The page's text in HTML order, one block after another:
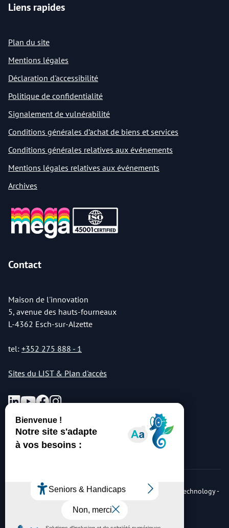
Liens rapides
Plan du site
Mentions légales
Déclaration d'accessibilité
Politique de confidentialité
Signalement de vulnérabilité
Conditions générales d’achat de biens et services
Conditions générales relatives aux événements
Mentions légales relatives aux événements
Archives
Contact
Maison de l'innovation
5, avenue des hauts-fourneaux
L-4362 Esch-sur-Alzette
tel: +352 275 888 - 1
Sites du LIST & Plan d'accès
© Copyright 2026 Luxembourg Institute of Science & Technology -